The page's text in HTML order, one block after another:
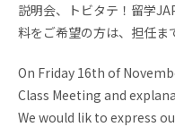
お問い合わせ
説明会、トビタテ！留学
料をご希望の方は、担任ま
On Friday 16th of
Class Meeting and
We would lik to express